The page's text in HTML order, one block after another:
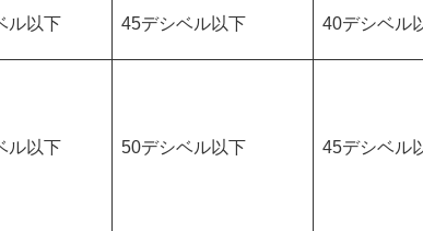
ル以下 45デシベル以下 40デシベル
ル以下 50デシベル以下 45デシベル